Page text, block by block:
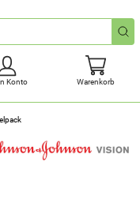
Konto Warenkorb